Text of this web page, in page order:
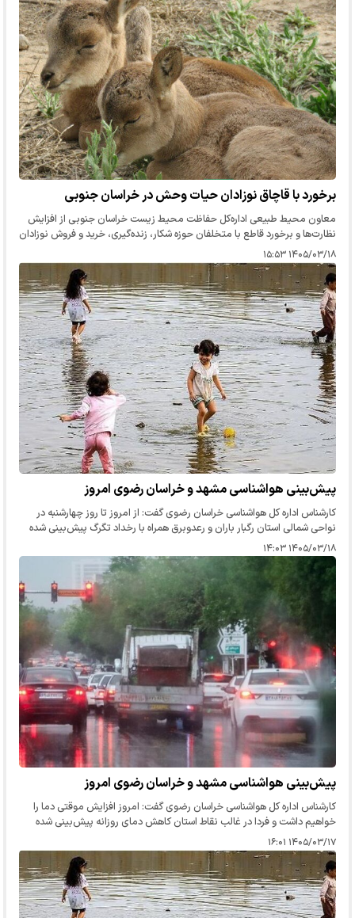
برخورد با قاچاق نوزادان حیات وحش در خراسان جنوبی
معاون محیط طبیعی اداره‌کل حفاظت محیط زیست خراسان جنوبی از افزایش
نظارت‌ها و برخورد قاطع با متخلفان حوزه شکار، زنده‌گیری، خرید و فروش نوزادان
حیات وحش خبر داد و گفت: برداشت نوزادان جانوری از طبیعت،…
۱۴۰۵/۰۳/۱۸ ۱۵:۵۳
پیش‌بینی هواشناسی مشهد و خراسان رضوی امروز
کارشناس اداره کل هواشناسی خراسان رضوی گفت: از امروز تا روز چهارشنبه در
نواحی شمالی استان رگبار باران و رعدوبرق همراه با رخداد تگرگ پیش‌بینی شده
است.
۱۴۰۵/۰۳/۱۸ ۱۴:۰۳
پیش‌بینی هواشناسی مشهد و خراسان رضوی امروز
کارشناس اداره کل هواشناسی خراسان رضوی گفت: امروز افزایش موقتی دما را
خواهیم داشت و فردا در غالب نقاط استان کاهش دمای روزانه پیش‌بینی شده
است.
۱۴۰۵/۰۳/۱۷ ۱۶:۰۱